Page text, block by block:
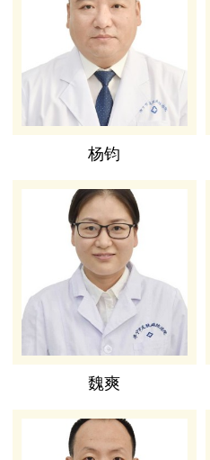
杨钧
魏爽